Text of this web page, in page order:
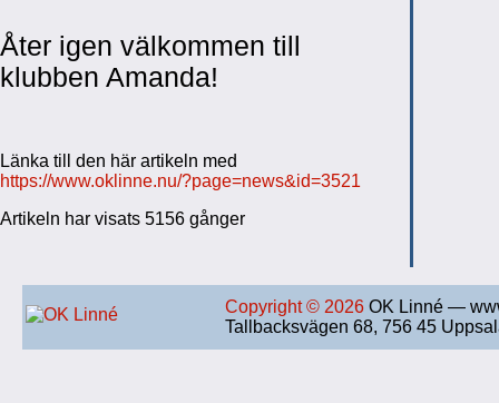
Åter igen välkommen till
klubben Amanda!
Länka till den här artikeln med
https://www.oklinne.nu/?page=news&id=3521
Artikeln har visats 5156 gånger
Copyright © 2026 OK Linné —
Tallbacksvägen 68, 756 45